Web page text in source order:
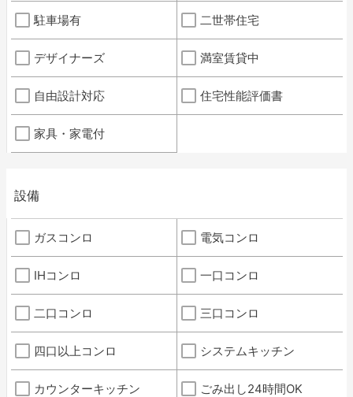
駐車場有 二世帯住宅
デザイナーズ 満室賃貸中
自由設計対応 住宅性能評価書
家具・家電付
設備
ガスコンロ 電気コンロ
IHコンロ 一口コンロ
二口コンロ 三口コンロ
四口以上コンロ システムキッチン
カウンターキッチン ごみ出し24時間OK